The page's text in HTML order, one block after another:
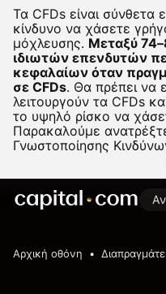
Τα CFDs είναι σύνθετα
κίνδυνο να χάσετε
μόχλευσης. Μεταξύ
ιδιωτών επενδυτών
κεφαλαίων όταν
σε CFDs. Θα πρέπει να
λειτουργούν τα CFDs
το υψηλό ρίσκο να
Παρακαλούμε
Γνωστοποίησης
Αρχική οθόνη